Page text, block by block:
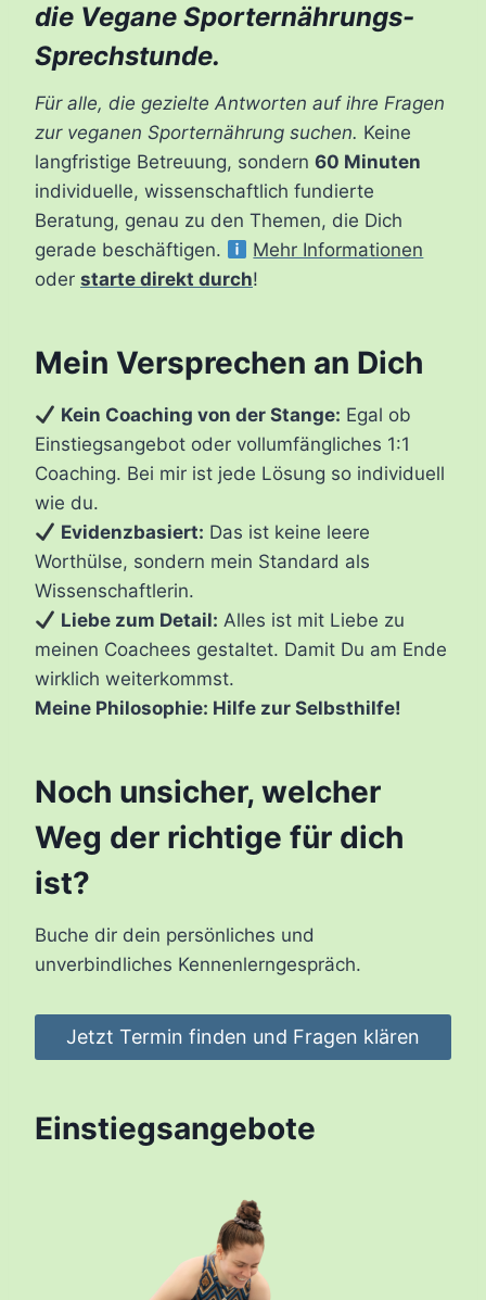
die Vegane Sporternährungs-
Sprechstunde.
Für alle, die gezielte Antworten auf ihre Fragen
zur veganen Sporternährung suchen. Keine
langfristige Betreuung, sondern 60 Minuten
individuelle, wissenschaftlich fundierte
Beratung, genau zu den Themen, die Dich
gerade beschäftigen.
Mehr Informationen
oder starte direkt durch!
Mein Versprechen an Dich
Kein Coaching von der Stange: Egal ob
Einstiegsangebot oder vollumfängliches 1:1
Coaching. Bei mir ist jede Lösung so individuell
wie du.
Evidenzbasiert: Das ist keine leere
Worthülse, sondern mein Standard als
Wissenschaftlerin.
Liebe zum Detail: Alles ist mit Liebe zu
meinen Coachees gestaltet. Damit Du am Ende
wirklich weiterkommst.
Meine Philosophie: Hilfe zur Selbsthilfe!
Noch unsicher, welcher
Weg der richtige für dich
ist?
Buche dir dein persönliches und
unverbindliches Kennenlerngespräch.
Jetzt Termin finden und Fragen klären
Einstiegsangebote